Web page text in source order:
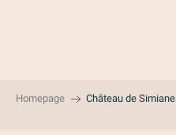
Homepage Château de Simiane